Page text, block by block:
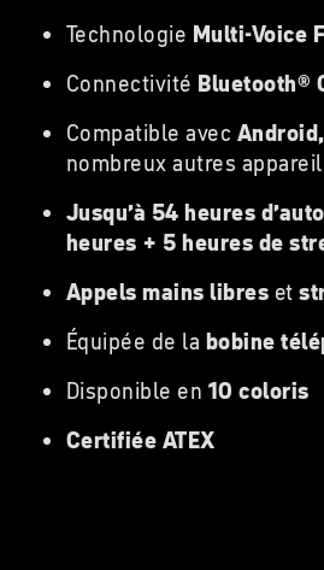
Technologie Multi-Voice
Connectivité Bluetooth®
Compatible avec
nombreux autres
Jusqu’à 54 heures
heures + 5 heures de
Appels mains libres et
Équipée de la bobine
Disponible en 10 coloris
Certifiée ATEX